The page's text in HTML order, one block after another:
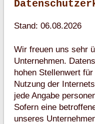
Stand: 06.08.2026
Wir freuen uns sehr
Unternehmen.
hohen Stellenwert
Nutzung der
jede Angabe
Sofern eine
unseres